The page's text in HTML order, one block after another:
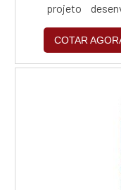
projeto
equipamento
peças até 3
COTAR